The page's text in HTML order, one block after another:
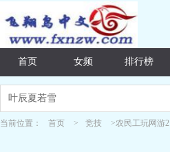
首页 女频 排行榜
当前位置： 首页 > 竞技 >农民工玩网游2